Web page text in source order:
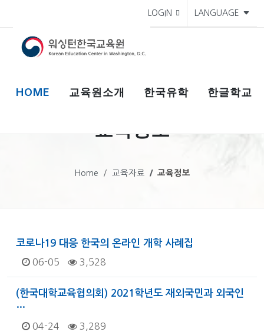
LOGIN LANGUAGE
HOME 교육원소개 한국유학 한글학교
교육정보
Home 교육자료 교육정보
코로나19 대응 한국의 온라인 개학 사례집
06-05 3,528
(한국대학교육협의회) 2021학년도 재외국민과 외국인
…
04-24 3,289